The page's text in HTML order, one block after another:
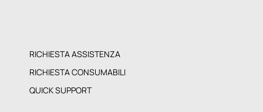
RICHIESTA ASSISTENZA
RICHIESTA CONSUMABILI
QUICK SUPPORT